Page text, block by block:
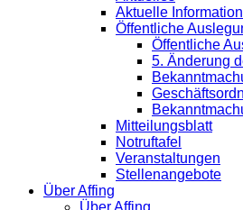
Aktuelle
Öffentliche
Öffentliche
5. Änderung
Mitteilungsblatt
Notruftafel
Veranstaltungen
Stellenangebote
Über Affing